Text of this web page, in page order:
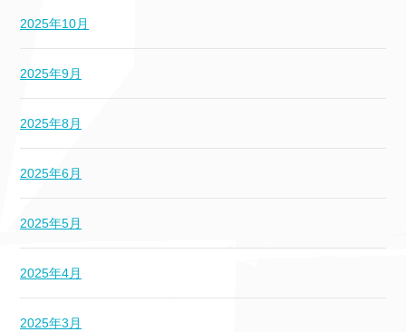
2025年10月
2025年9月
2025年8月
2025年6月
2025年5月
2025年4月
2025年3月